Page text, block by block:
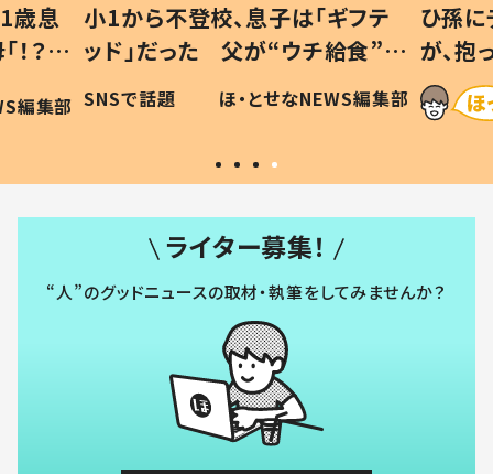
歳息
？」
編集部
小1から不登校、息子は「ギフテ
ッド」だった 父が“ウチ給食”を
作り続ける理由とは #令和の親
#令和の子
SNSで話題 ほ・とせなNEWS編集部
ひ孫
が、
「涙が
い」
ライター募集！
“人”のグッドニュースの取材・執筆をしてみませんか？